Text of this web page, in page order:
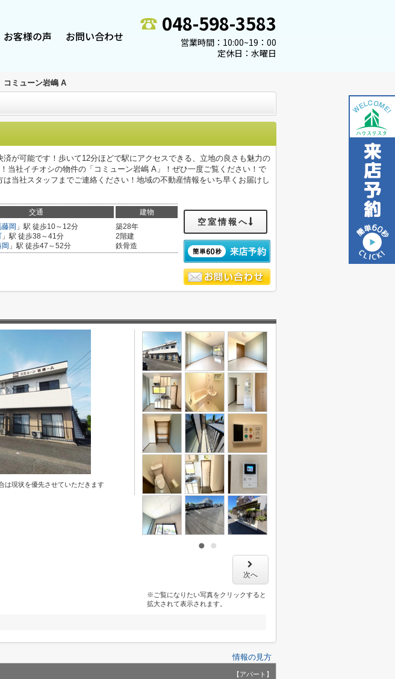
お客様の声 お問い合わせ
048-598-3583
営業時間：10:00~19：00
定休日：水曜日
コミューン岩嶋 A
が可能です！歩いて12分ほどで駅にアクセスできる、立地の良さも魅力の
当社イチオシの物件の「コミューン岩嶋 A」！ぜひ一度ご覧ください！で
当社スタッフまでご連絡ください！地域の不動産情報をいち早くお届けし
交通 建物
岡 」駅 徒歩10～12分
」駅 徒歩38～41分
」駅 徒歩47～52分
築28年
2階建
鉄骨造
空室情報へ
は現状を優先させていただきます
次へ
※ご覧になりたい写真をクリックすると
拡大されて表示されます。
情報の見方
【アパート】